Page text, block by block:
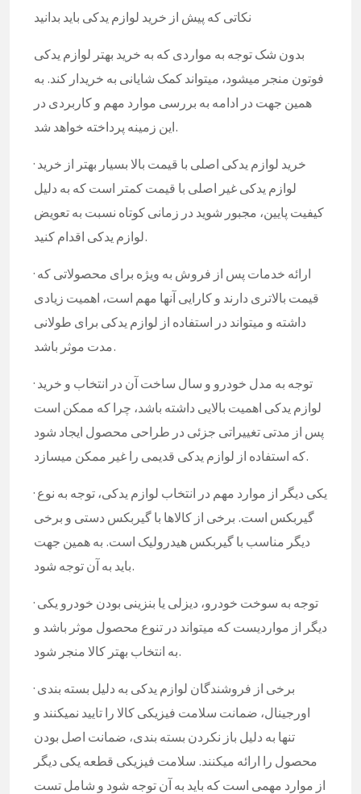
نکاتی که پیش از خرید لوازم یدکی باید بدانید
بدون شک توجه به مواردی که به خرید بهتر لوازم یدکی
فوتون منجر میشود، میتواند کمک شایانی به خریدار کند. به
همین جهت در ادامه به بررسی موارد مهم و کاربردی در
این زمینه پرداخته خواهد شد.
· خرید لوازم یدکی اصلی با قیمت بالا بسیار بهتر از خرید
لوازم یدکی غیر اصلی با قیمت کمتر است که به دلیل
کیفیت پایین، مجبور شوید در زمانی کوتاه نسبت به تعویض
لوازم یدکی اقدام کنید.
· ارائه خدمات پس از فروش به ویژه برای محصولاتی که
قیمت بالاتری دارند و کارایی آنها مهم است، اهمیت زیادی
داشته و میتواند در استفاده از لوازم یدکی برای طولانی
مدت موثر باشد.
· توجه به مدل خودرو و سال ساخت آن در انتخاب و خرید
لوازم یدکی اهمیت بالایی داشته باشد، چرا که ممکن است
پس از مدتی تغییراتی جزئی در طراحی محصول ایجاد شود
که استفاده از لوازم یدکی قدیمی را غیر ممکن میسازد.
· یکی دیگر از موارد مهم در انتخاب لوازم یدکی، توجه به نوع
گیربکس است. برخی از کالاها با گیربکس دستی و برخی
دیگر مناسب با گیربکس هیدرولیک است. به همین جهت
باید به آن توجه شود.
· توجه به سوخت خودرو، دیزلی یا بنزینی بودن خودرو یکی
دیگر از مواردیست که میتواند در تنوع محصول موثر باشد و
به انتخاب بهتر کالا منجر شود.
· برخی از فروشندگان لوازم یدکی به دلیل بسته بندی
اورجینال، ضمانت سلامت فیزیکی کالا را تایید نمیکنند و
تنها به دلیل باز نکردن بسته بندی، ضمانت اصل بودن
محصول را ارائه میکنند. سلامت فیزیکی قطعه یکی دیگر
از موارد مهمی است که باید به آن توجه شود و شامل تست